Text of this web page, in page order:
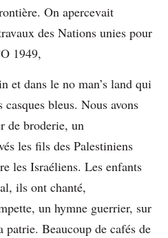
On apercevait
des Nations unies pour
1949,
et dans le no man’s land qui
bleus. Nous avons
de broderie, un
les fils des Palestiniens
les Israéliens. Les enfants
ils ont chanté,
un hymne guerrier, sur
Beaucoup de cafés de